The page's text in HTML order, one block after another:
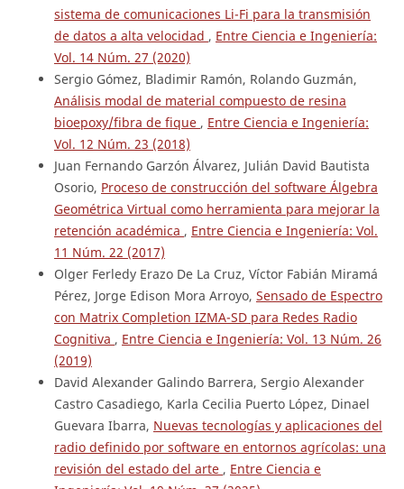
sistema de comunicaciones Li-Fi para la transmisión
de datos a alta velocidad , Entre Ciencia e Ingeniería:
Vol. 14 Núm. 27 (2020)
Sergio Gómez, Bladimir Ramón, Rolando Guzmán,
Análisis modal de material compuesto de resina
bioepoxy/fibra de fique , Entre Ciencia e Ingeniería:
Vol. 12 Núm. 23 (2018)
Juan Fernando Garzón Álvarez, Julián David Bautista
Osorio, Proceso de construcción del software Álgebra
Geométrica Virtual como herramienta para mejorar la
retención académica , Entre Ciencia e Ingeniería: Vol.
11 Núm. 22 (2017)
Olger Ferledy Erazo De La Cruz, Víctor Fabián Miramá
Pérez, Jorge Edison Mora Arroyo, Sensado de Espectro
con Matrix Completion IZMA-SD para Redes Radio
Cognitiva , Entre Ciencia e Ingeniería: Vol. 13 Núm. 26
(2019)
David Alexander Galindo Barrera, Sergio Alexander
Castro Casadiego, Karla Cecilia Puerto López, Dinael
Guevara Ibarra, Nuevas tecnologías y aplicaciones del
radio definido por software en entornos agrícolas: una
revisión del estado del arte , Entre Ciencia e